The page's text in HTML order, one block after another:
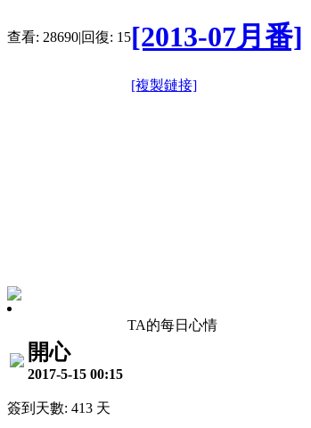
查看: 28690|回復: 15[2013-07月番]
[複製鏈接]
TA的每日心情
開心
2017-5-15 00:15
簽到天數: 413 天